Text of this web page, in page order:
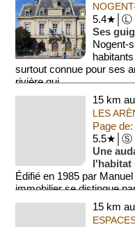
5.4★│Ⓛ
Ses
Nogent-
surtout connue pour ses
rivière qui ...
15 km
LES
Page
5.5★│Ⓢ
Une
l'habitat
Édifié en 1985 par
immobilier se distingue
sculpté. Cette architectu...
15 km